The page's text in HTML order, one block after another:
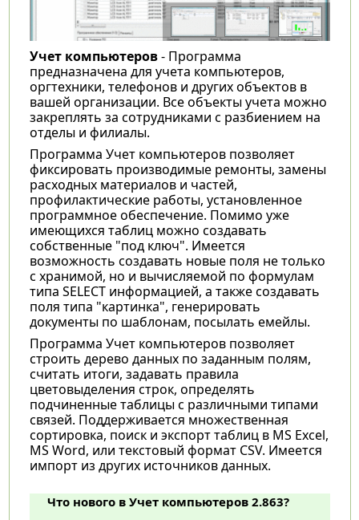
Учет компьютеров- Программа
предназначена для учета компьютеров,
оргтехники, телефонов и других объектов в
вашей организации. Все объекты учета можно
закреплять за сотрудниками с разбиением на
отделы и филиалы.
Программа Учет компьютеров позволяет
фиксировать производимые ремонты, замены
расходных материалов и частей,
профилактические работы, установленное
программное обеспечение. Помимо уже
имеющихся таблиц можно создавать
собственные "под ключ". Имеется
возможность создавать новые поля не только
с хранимой, но и вычисляемой по формулам
типа SELECT информацией, а также создавать
поля типа "картинка", генерировать
документы по шаблонам, посылать емейлы.
Программа Учет компьютеров позволяет
строить дерево данных по заданным полям,
считать итоги, задавать правила
цветовыделения строк, определять
подчиненные таблицы с различными типами
связей. Поддерживается множественная
сортировка, поиск и экспорт таблиц в MS Excel,
MS Word, или текстовый формат CSV. Имеется
импорт из других источников данных.
Что нового в Учет компьютеров 2.863?